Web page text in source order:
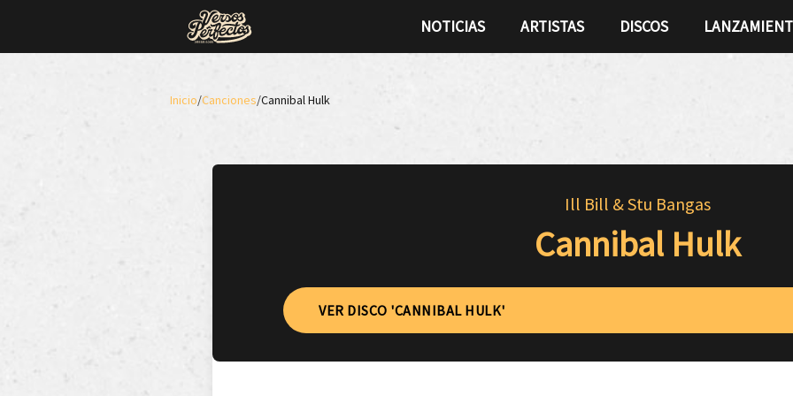
NOTICIAS ARTISTAS DISCOS
Inicio/Canciones/Cannibal Hulk
Ill Bill & Stu Bangas
Cannibal Hulk
VER DISCO 'CANNIBAL HULK'